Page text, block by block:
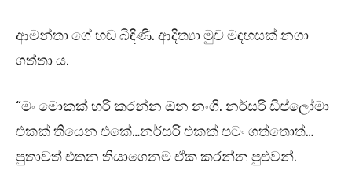
ආමන්තා ගේ හඬ බිඳිණි. ආදිත්‍යා මුව මඳහසක් නගා
ගත්තා ය.
“මං මොකක් හරි කරන්න ඕන නංගි. නර්සරි ඩිප්ලෝමා
එකක් තියෙන එකේ…නර්සරි එකක් පටං ගත්තොත්…
පුතාවත් එතන තියාගෙනම ඒක කරන්න පුළුවන්.